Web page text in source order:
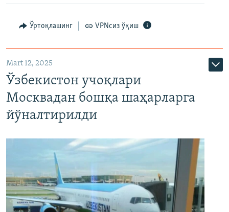
Ўртоқлашинг VPNсиз ўқиш
Mart 12, 2025
Ўзбекистон учоқлари
Москвадан бошқа шаҳарларга
йўналтирилди